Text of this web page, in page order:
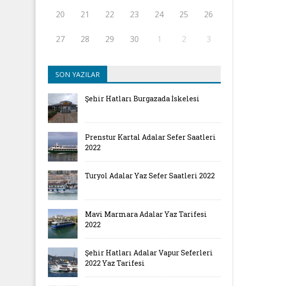
20 21 22 23 24 25 26
27 28 29 30 1 2 3
SON YAZILAR
Şehir Hatları Burgazada İskelesi
Prenstur Kartal Adalar Sefer Saatleri
2022
Turyol Adalar Yaz Sefer Saatleri 2022
Mavi Marmara Adalar Yaz Tarifesi
2022
Şehir Hatları Adalar Vapur Seferleri
2022 Yaz Tarifesi